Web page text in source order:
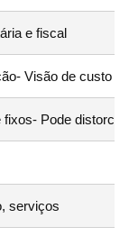
e fiscal
Visão de custo
fixos- Pode
serviços